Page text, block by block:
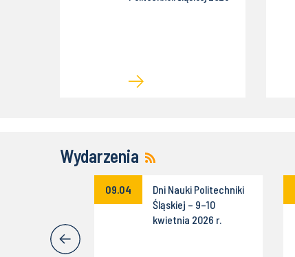
Wydarzenia
09.04
Dni Nauki Politechniki
Śląskiej – 9–10
kwietnia 2026 r.